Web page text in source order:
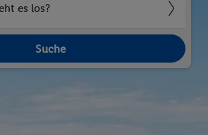
es los?
Suche